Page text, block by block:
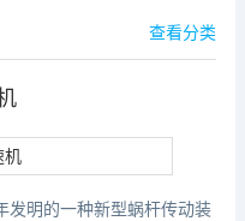
查看分类
发明的一种新型蜗杆传动装